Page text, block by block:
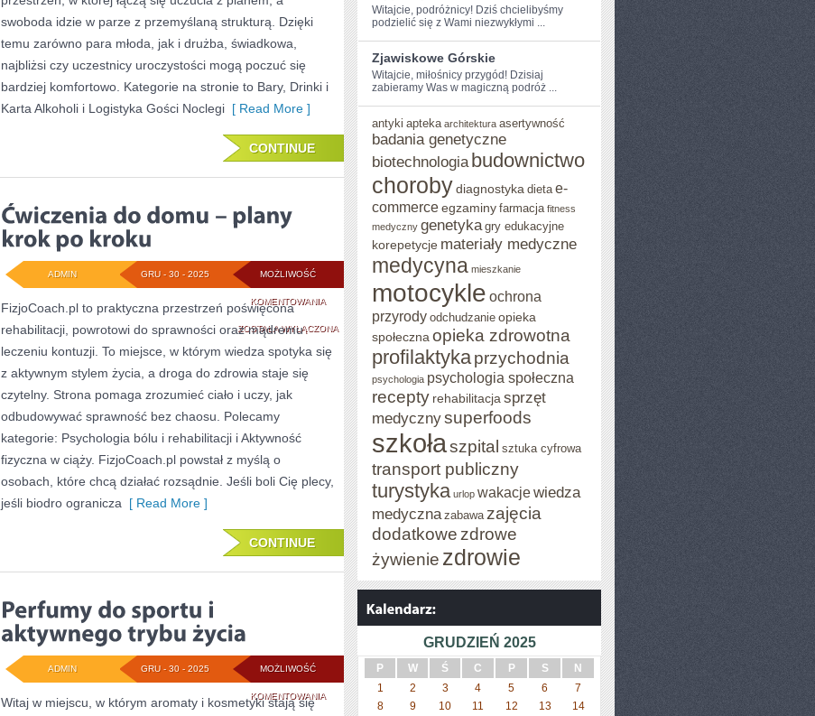
POPRAWINY
swoboda idzie w parze z przemyślaną strukturą. Dzięki
temu zarówno para młoda, jak i drużba, świadkowa,
najbliżsi czy uczestnicy uroczystości mogą poczuć się
bardziej komfortowo. Kategorie na stronie to Bary, Drinki i
Karta Alkoholi i Logistyka Gości Noclegi [ Read More ]
CONTINUE
MOŻLIWOŚĆ
KOMENTOWANIAĆWICZENIA
DO
DOMU
PLANY
KROK
KROKU
ZOSTAŁA WYŁĄCZONA
GRU - 30 - 2025
ADMIN
FizjoCoach.pl to praktyczna przestrzeń poświęcona
rehabilitacji, powrotowi do sprawności oraz mądremu
leczeniu kontuzji. To miejsce, w którym wiedza spotyka się
z aktywnym stylem życia, a droga do zdrowia staje się
czytelny. Strona pomaga zrozumieć ciało i uczy, jak
odbudowywać sprawność bez chaosu. Polecamy
kategorie: Psychologia bólu i rehabilitacji i Aktywność
fizyczna w ciąży. FizjoCoach.pl powstał z myślą o
osobach, które chcą działać rozsądnie. Jeśli boli Cię plecy,
jeśli biodro ogranicza [ Read More ]
CONTINUE
MOŻLIWOŚĆ
KOMENTOWANIAPERFUMY
GRU - 30 - 2025
ADMIN
Witaj w miejscu, w którym aromaty i kosmetyki stają się
Witajcie, podróżnicy! Dziś chcielibyśmy
podzielić⁤ się z Wami niezwykłymi ...
Zjawiskowe Górskie
Witajcie, miłośnicy przygód! Dzisiaj
zabieramy Was w magiczną podróż ...
antyki apteka architektura asertywność
badania genetyczne
biotechnologia budownictwo
chorobydiagnostyka dieta e-
commerceegzaminy farmacja fitness
medyczny genetyka gry edukacyjne
korepetycje materiały medyczne
medycyna mieszkanie
motocykle ochrona
przyrody odchudzanie opieka
społeczna opieka zdrowotna
profilaktykaprzychodnia
psychologia psychologia społeczna
recepty rehabilitacja sprzęt
medycznysuperfoods
szkołaszpital sztuka cyfrowa
transport publiczny
turystyka urlop wakacjewiedza
medyczna zabawa zajęcia
dodatkowe zdrowe
żywienie zdrowie
GRUDZIEŃ 2025
P W Ś C P S
N
1
2 3 4 5 6
7
8
9 10 11 12 13
14